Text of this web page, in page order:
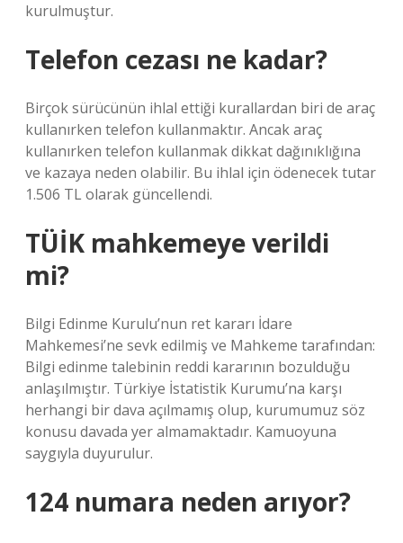
kurulmuştur.
Telefon cezası ne kadar?
Birçok sürücünün ihlal ettiği kurallardan biri de araç
kullanırken telefon kullanmaktır. Ancak araç
kullanırken telefon kullanmak dikkat dağınıklığına
ve kazaya neden olabilir. Bu ihlal için ödenecek tutar
1.506 TL olarak güncellendi.
TÜİK mahkemeye verildi
mi?
Bilgi Edinme Kurulu’nun ret kararı İdare
Mahkemesi’ne sevk edilmiş ve Mahkeme tarafından:
Bilgi edinme talebinin reddi kararının bozulduğu
anlaşılmıştır. Türkiye İstatistik Kurumu’na karşı
herhangi bir dava açılmamış olup, kurumumuz söz
konusu davada yer almamaktadır. Kamuoyuna
saygıyla duyurulur.
124 numara neden arıyor?